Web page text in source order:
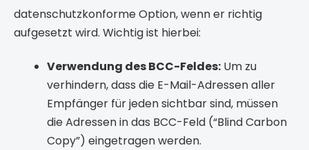
datenschutzkonforme Option, wenn er richtig
aufgesetzt wird. Wichtig ist hierbei:
Verwendung des BCC-Feldes: Um zu
verhindern, dass die E-Mail-Adressen aller
Empfänger für jeden sichtbar sind, müssen
die Adressen in das BCC-Feld (“Blind Carbon
Copy”) eingetragen werden.